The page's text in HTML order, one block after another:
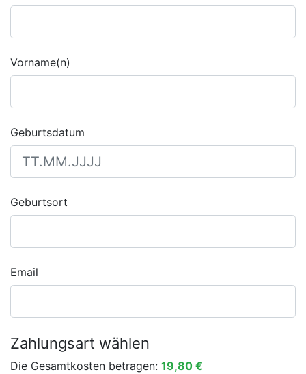
Vorname(n)
Geburtsdatum
Geburtsort
Email
Zahlungsart wählen
Die Gesamtkosten betragen: 19,80 €